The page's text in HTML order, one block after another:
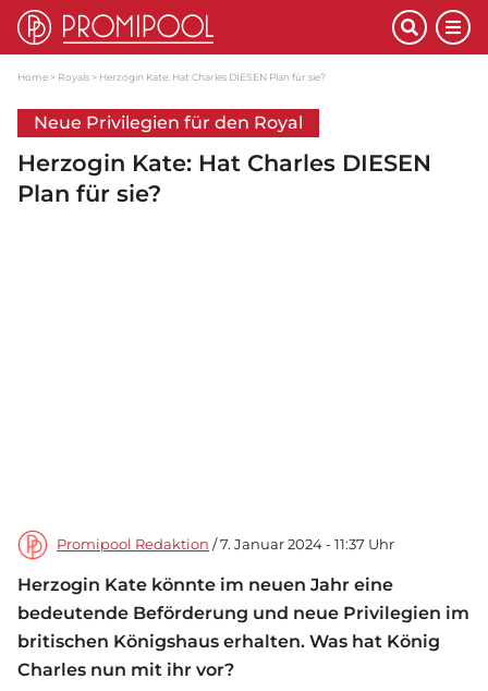
Home Royals Herzogin Kate: Hat Charles DIESEN Plan für sie?
Neue Privilegien für den Royal
Herzogin Kate: Hat Charles DIESEN
Plan für sie?
Promipool Redaktion / 7. Januar 2024 - 11:37 Uhr
Herzogin Kate könnte im neuen Jahr eine
bedeutende Beförderung und neue Privilegien im
britischen Königshaus erhalten. Was hat König
Charles nun mit ihr vor?